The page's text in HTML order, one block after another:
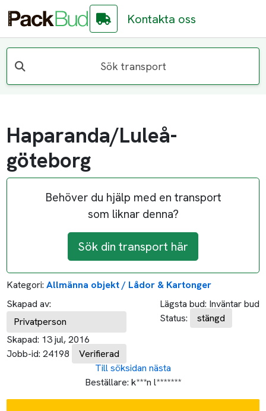
Kontakta oss
Sök transport
Haparanda/Luleå-
göteborg
Behöver du hjälp med en transport
som liknar denna?
Sök din transport här
Kategori: Allmänna objekt / Lådor & Kartonger
Skapad av:
Privatperson
Skapad: 13 jul, 2016
Jobb-id: 24198 Verifierad
Lägsta bud: Inväntar bud
Status:
stängd
Till söksidan nästa
Beställare: k***n l*******